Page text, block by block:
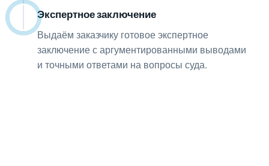
Экспертное заключение
Выдаём заказчику готовое экспертное
заключение с аргументированными выводами
и точными ответами на вопросы суда.